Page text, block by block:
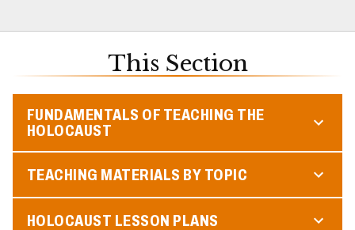
This Section
FUNDAMENTALS OF TEACHING THE
HOLOCAUST
TEACHING MATERIALS BY TOPIC
HOLOCAUST LESSON PLANS